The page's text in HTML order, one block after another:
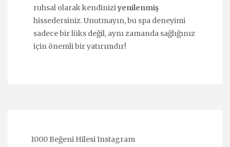
ruhsal olarak kendiniziyenilenmiş
hissedersiniz. Unutmayın, bu spa deneyimi
sadece bir lüks değil, aynı zamanda sağlığınız
için önemli bir yatırımdır!
1000 Beğeni Hilesi Instagram